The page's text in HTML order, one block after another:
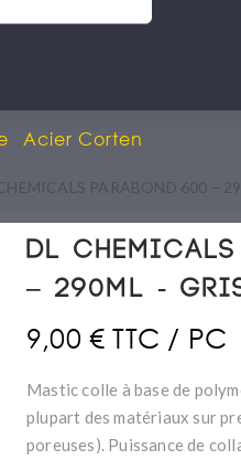
Acier Corten
PARABOND 600 –
DL
– 290ml -
9,00 € TTC / PC
Mastic colle à base de
plupart des matériaux sur
poreuses). Puissance de